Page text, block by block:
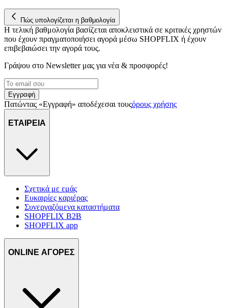
Πώς υπολογίζεται η βαθμολογία
Η τελική βαθμολογία βασίζεται αποκλειστικά σε κριτικές χρηστών
που έχουν πραγματοποιήσει αγορά μέσω SHOPFLIX ή έχουν
επιβεβαιώσει την αγορά τους.
Γράψου στο Νewsletter μας για νέα & προσφορές!
Εγγραφή
Πατώντας «Εγγραφή» αποδέχεσαι τουςόρους χρήσης
ΕΤΑΙΡΕΙΑ
Σχετικά με εμάς
Ευκαιρίες καριέρας
Συνεργαζόμενα καταστήματα
SHOPFLIX B2B
SHOPFLIX app
ONLINE ΑΓΟΡΕΣ